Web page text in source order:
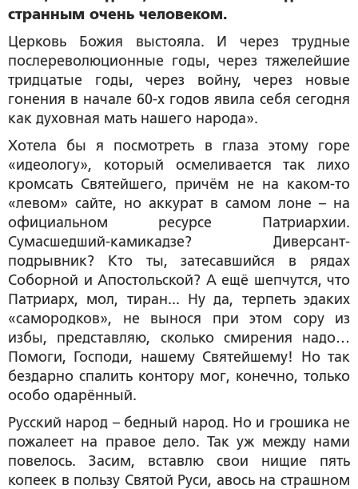
странным очень человеком.
Церковь Божия выстояла. И через трудные
послереволюционные годы, через тяжелейшие
тридцатые годы, через войну, через новые
гонения в начале 60-х годов явила себя сегодня
как духовная мать нашего народа».
Хотела бы я посмотреть в глаза этому горе
«идеологу», который осмеливается так лихо
кромсать Святейшего, причём не на каком-то
«левом» сайте, но аккурат в самом лоне – на
официальном ресурсе Патриархии.
Сумасшедший-камикадзе? Диверсант-
подрывник? Кто ты, затесавшийся в рядах
Соборной и Апостольской? А ещё шепчутся, что
Патриарх, мол, тиран... Ну да, терпеть эдаких
«самородков», не вынося при этом сору из
избы, представляю, сколько смирения надо…
Помоги, Господи, нашему Святейшему! Но так
бездарно спалить контору мог, конечно, только
особо одарённый.
Русский народ – бедный народ. Но и грошика не
пожалеет на правое дело. Так уж между нами
повелось. Засим, вставлю свои нищие пять
копеек в пользу Святой Руси, авось на страшном